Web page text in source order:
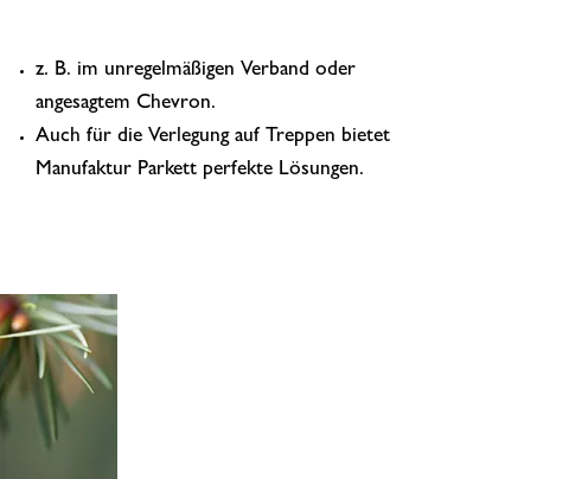
z. B. im unregelmäßigen Verband oder
angesagtem Chevron.
Auch für die Verlegung auf Treppen bietet
Manufaktur Parkett perfekte Lösungen.